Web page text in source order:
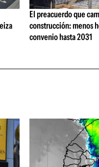
El preacuerdo que
construcción: menos
convenio hasta 2031